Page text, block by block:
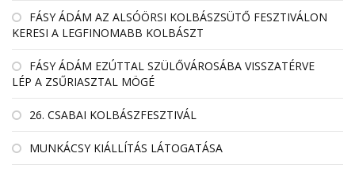
FÁSY ÁDÁM AZ ALSÓÖRSI KOLBÁSZSÜTŐ FESZTIVÁLON
KERESI A LEGFINOMABB KOLBÁSZT
FÁSY ÁDÁM EZÚTTAL SZÜLŐVÁROSÁBA VISSZATÉRVE
LÉP A ZSŰRIASZTAL MÖGÉ
26. CSABAI KOLBÁSZFESZTIVÁL
MUNKÁCSY KIÁLLÍTÁS LÁTOGATÁSA